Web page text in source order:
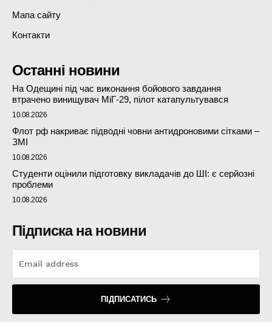
Мапа сайту
Контакти
Останні новини
На Одещині під час виконання бойового завдання
втрачено винищувач МіГ-29, пілот катапультувався
10.08.2026
Флот рф накриває підводні човни антидроновими сітками –
ЗМІ
10.08.2026
Студенти оцінили підготовку викладачів до ШІ: є серйозні
проблеми
10.08.2026
Підписка на новини
ПІДПИСАТИСЬ